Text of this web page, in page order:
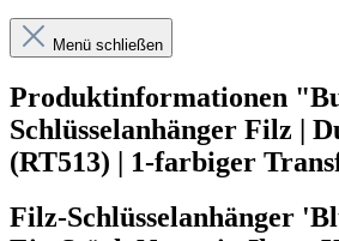
Menü schließen
Produktinformationen
Schlüsselanhänger Filz |
(RT513) | 1-farbiger
Filz-Schlüsselanhänger